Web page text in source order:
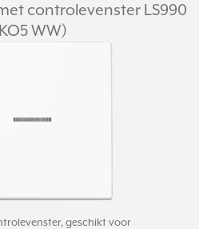
controlevenster LS990
WW)
geschikt voor